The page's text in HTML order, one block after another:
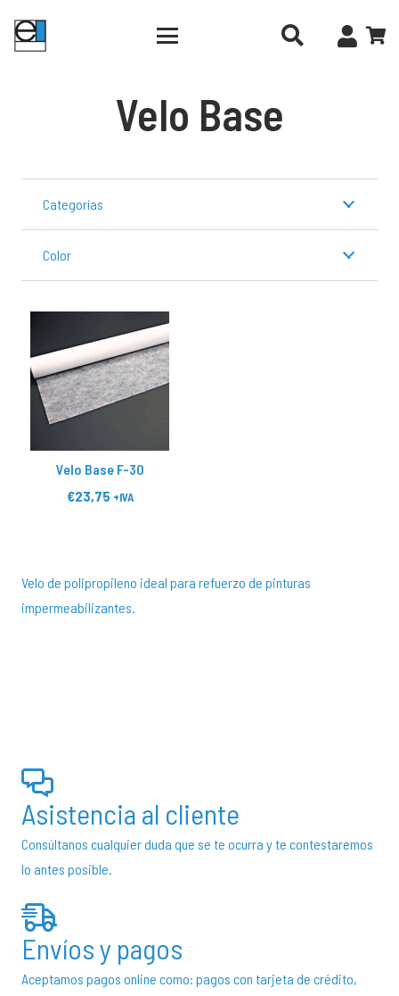
Velo Base
Categorías
Color
Velo Base F-30
€23,75 +IVA
Velo de polipropileno ideal para refuerzo de pinturas
impermeabilizantes.
Asistencia al cliente
Consúltanos cualquier duda que se te ocurra y te contestaremos
lo antes posible.
Envíos y pagos
Aceptamos pagos online como: pagos con tarjeta de crédito,